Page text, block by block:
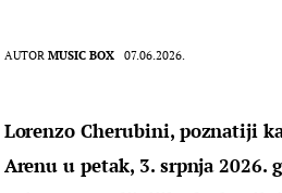
AUTOR MUSIC BOX 07.06.2026.
Lorenzo Cherubini, poznatiji
Arenu u petak, 3. srpnja